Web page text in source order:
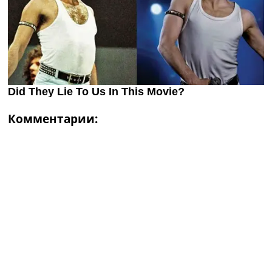
Комментарии: